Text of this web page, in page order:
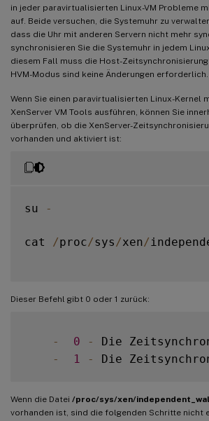
in jeder paravirtualisierten Linux-VM Probleme
auf. Beide versuchen, die Systemuhr zu
dass die Uhr mit anderen Servern nicht mehr
synchronisieren Sie die Systemuhr in jedem
diesem Fall muss die Host-
HVM-Modus sind keine Änderungen erforderlich.
Wenn Sie einen paravirtualisierten Linux-Kernel
XenServer VM Tools ausführen, können Sie
überprüfen, ob die XenServer-
vorhanden und aktiviert ist:
su -
cat /proc/sys /xen/
Dieser Befehl gibt 0 oder 1 zurück:
- 0 -
Die
-
1 - Die
Wenn die Datei /proc/sys/xen/
vorhanden ist, sind die folgenden Schritte nicht